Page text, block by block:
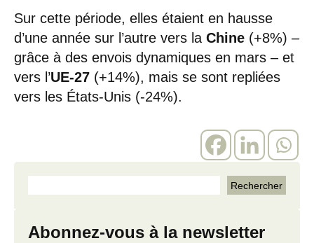
Sur cette période, elles étaient en hausse
d’une année sur l’autre vers la Chine (+8%) –
grâce à des envois dynamiques en mars – et
vers l’UE-27 (+14%), mais se sont repliées
vers les États-Unis (-24%).
Abonnez-vous à la newsletter